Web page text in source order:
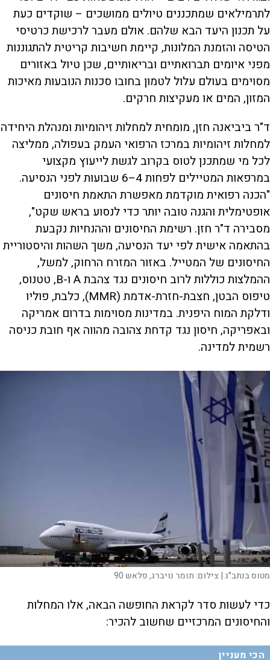
לתרמילאים שמתכננים טיולים ממושכים – שוקדים כעת
על תכנון היעד הבא שלהם. אולם מעבר לרכישת כרטיסי
הטיסה והזמנת המלונות, קיימת חשיבות קריטית להתגוננות
מפני איומים תברואתיים ובריאותיים, שכן טיול באזורים
מסוימים בעולם עלול לטמון בחובו סכנות הנובעות מאיכות
המזון, המים או מעקיצות חרקים.
ד"ר ביביאנה חזן, מומחית למחלות זיהומיות ומנהלת היחידה
למחלות זיהומיות במרכז הרפואי העמק בעפולה, ממליצה
לכל מי שמתכנן לטוס בקרוב לגשת לייעוץ מקצועי
במרפאות המטיילים לפחות 4–6 שבועות לפני הנסיעה.
"הכנה רפואית מוקדמת מאפשרת התאמת חיסונים
אופטימלית והגנה טובה יותר כדי לנסוע בראש שקט",
מסבירה ד"ר חזן. רשימת החיסונים וההנחיות נקבעת
בהתאמה אישית לפי יעד הנסיעה, משך השהות והיסטוריית
החיסונים של המטייל. באזור המזרח הרחוק, למשל,
ההמלצות כוללות לרוב חיסונים נגד צהבת A ו-B, טטנוס,
טיפוס הבטן, חצבת-חזרת-אדמת (MMR), כלבת, פוליו
ודלקת המוח היפנית. במדינות מסוימות בדרום אמריקה
ובאפריקה, חיסון נגד קדחת צהובה מהווה אף חובת כניסה
רשמית למדינה.
מטוס בנתב"ג | צילום:תומר נויברג, פלאש 90
כדי לעשות סדר לקראת החופשה הבאה, אלו המחלות
והחיסונים המרכזיים שחשוב להכיר:
הכי מעניין